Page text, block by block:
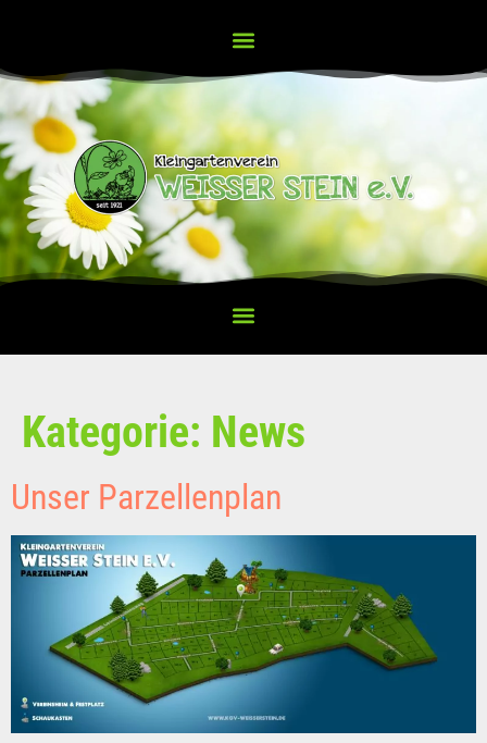
Kategorie: News
Unser Parzellenplan